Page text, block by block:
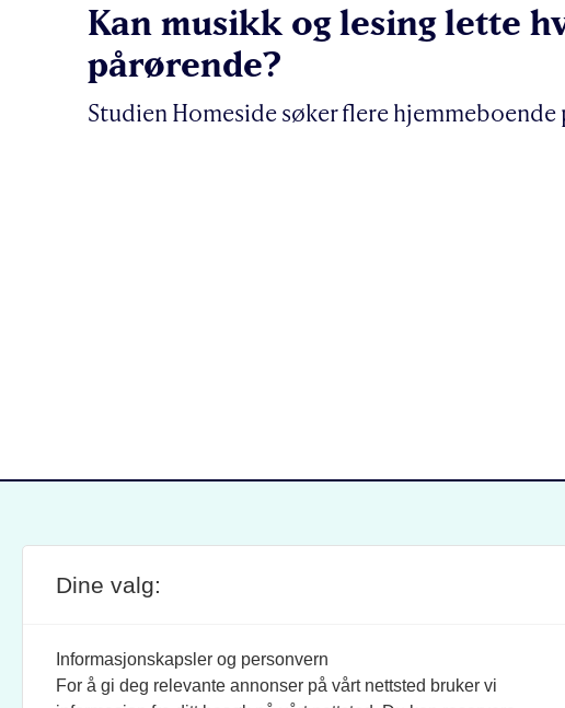
Kan musikk og lesing lette
pårørende?
Studien Homeside søker flere hjemmeboende
SITE FOOTERANSVARLIG REDAKTØR:
JOURNALISTER:
INFORMASJON
SOSIALE
Dine valg:
Informasjonskapsler og personvern
For å gi deg relevante annonser på vårt nettsted bruker vi